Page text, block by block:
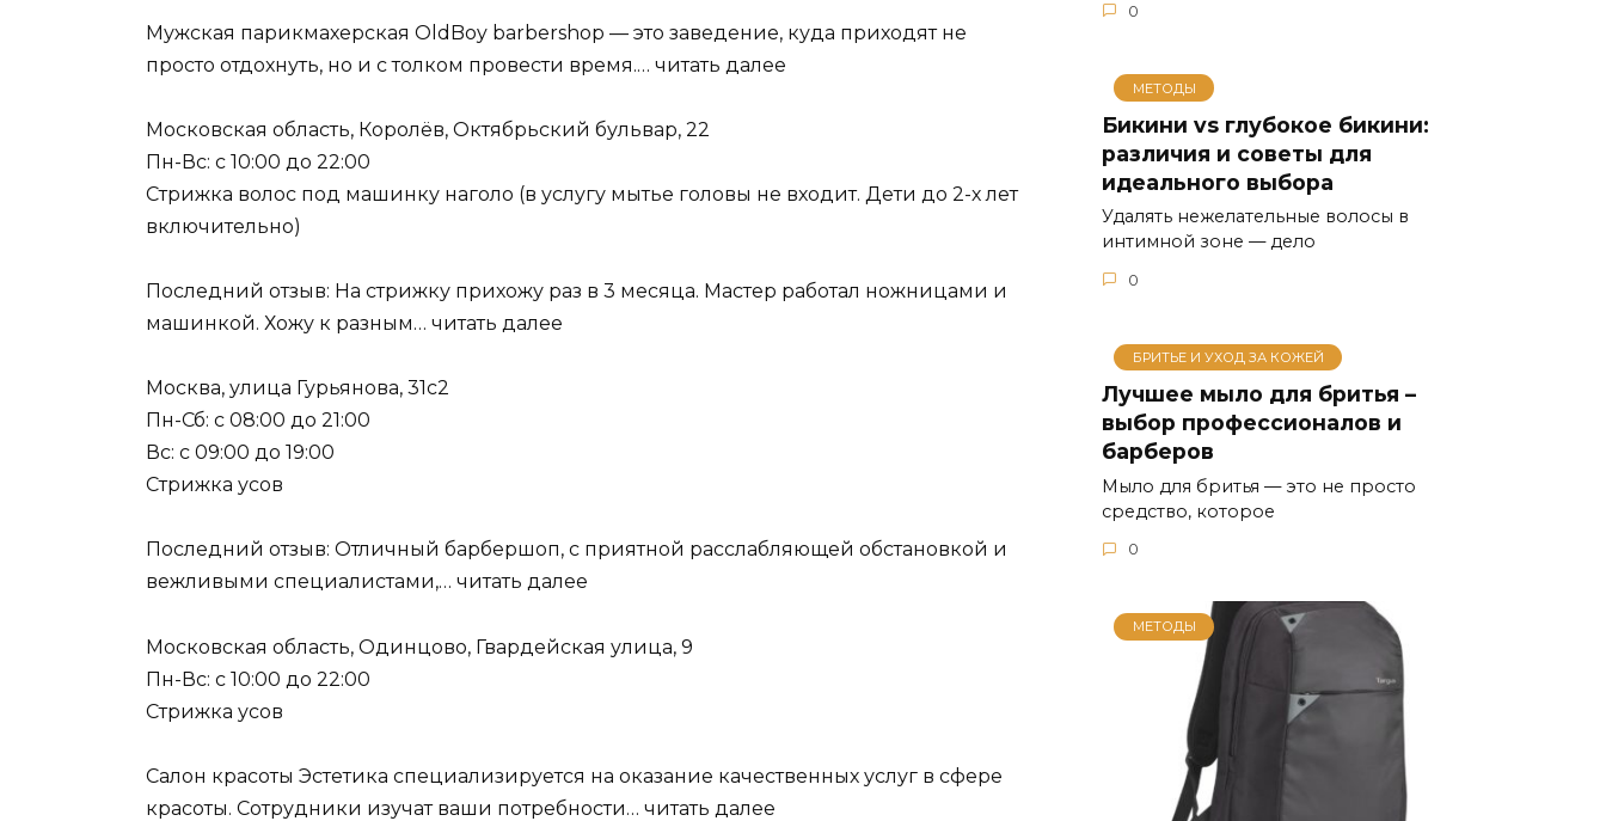
Мужская парикмахерская OldBoy barbershop — это заведение, куда приходят не
просто отдохнуть, но и с толком провести время.… читать далее
Московская область, Королёв, Октябрьский бульвар, 22
Пн-Вс: с 10:00 до 22:00
Стрижка волос под машинку наголо (в услугу мытье головы не входит. Дети до 2-х лет
включительно)
Последний отзыв: На стрижку прихожу раз в 3 месяца. Мастер работал ножницами и
машинкой. Хожу к разным… читать далее
Москва, улица Гурьянова, 31с2
Пн-Сб: с 08:00 до 21:00
Вс: с 09:00 до 19:00
Стрижка усов
Последний отзыв: Отличный барбершоп, с приятной расслабляющей обстановкой и
вежливыми специалистами,… читать далее
Московская область, Одинцово, Гвардейская улица, 9
Пн-Вс: с 10:00 до 22:00
Стрижка усов
Салон красоты Эстетика специализируется на оказание качественных услуг в сфере
красоты. Сотрудники изучат ваши потребности… читать далее
0
МЕТОДЫ
Бикини vs глубокое бикини:
различия и советы для
идеального выбора
Удалять нежелательные волосы в
интимной зоне — дело
0
БРИТЬЕ И УХОД ЗА КОЖЕЙ
Лучшее мыло для бритья –
выбор профессионалов и
барберов
Мыло для бритья — это не просто
средство, которое
0
МЕТОДЫ